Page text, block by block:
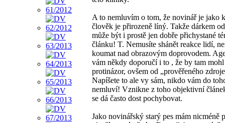
A to nemluvím o tom, že novinář je jako
člověk je přirozeně líný. Takže dárkem
může být i prostě jen dobře přichystané
článku! T. Nemusíte shánět reakce lidí,
koumat nad obrazovým doprovodem.
vám někdy doporučí i to , že by tam
protinázor, ovšem od „prověřeného
Napíšete to ale vy sám, nikdo vám do
nemluví! Vznikne z toho objektivní
se dá často dost pochybovat.
Jako novinářský starý pes mám nicméně